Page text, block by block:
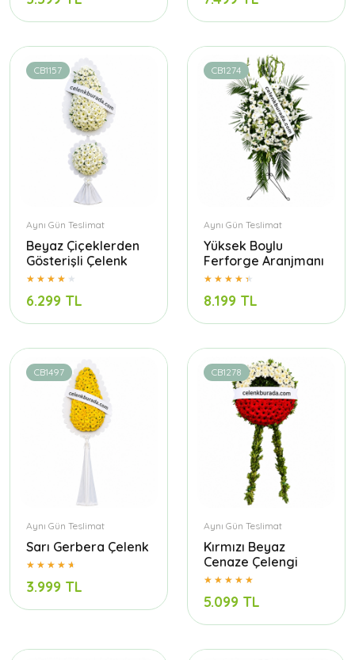
CB1157
Aynı Gün Teslimat
Beyaz Çiçeklerden
Gösterişli Çelenk
6.299 TL
CB1274
Aynı Gün Teslimat
Yüksek Boylu
Ferforge Aranjmanı
8.199 TL
CB1497
Aynı Gün Teslimat
Sarı Gerbera Çelenk
3.999 TL
CB1278
Aynı Gün Teslimat
Kırmızı Beyaz
Cenaze Çelengi
5.099 TL